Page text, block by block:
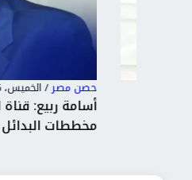
حصن مصر/الخميس، 6 أغسطس 2026 6:55 م
أسامة ربيع: قناة
مخططات البدائل